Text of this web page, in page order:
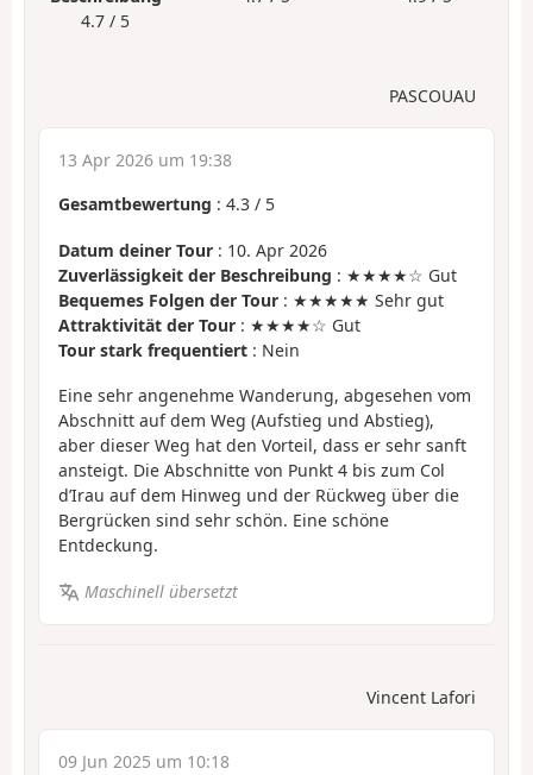
4.7 / 5
PASCOUAU
13 Apr 2026 um 19:38
Gesamtbewertung : 4.3 / 5
Datum deiner Tour : 10. Apr 2026
Zuverlässigkeit der Beschreibung : ★★★★☆ Gut
Bequemes Folgen der Tour : ★★★★★ Sehr gut
Attraktivität der Tour : ★★★★☆ Gut
Tour stark frequentiert : Nein
Eine sehr angenehme Wanderung, abgesehen vom
Abschnitt auf dem Weg (Aufstieg und Abstieg),
aber dieser Weg hat den Vorteil, dass er sehr sanft
ansteigt. Die Abschnitte von Punkt 4 bis zum Col
d’Irau auf dem Hinweg und der Rückweg über die
Bergrücken sind sehr schön. Eine schöne
Entdeckung.
Maschinell übersetzt
Vincent Lafori
09 Jun 2025 um 10:18